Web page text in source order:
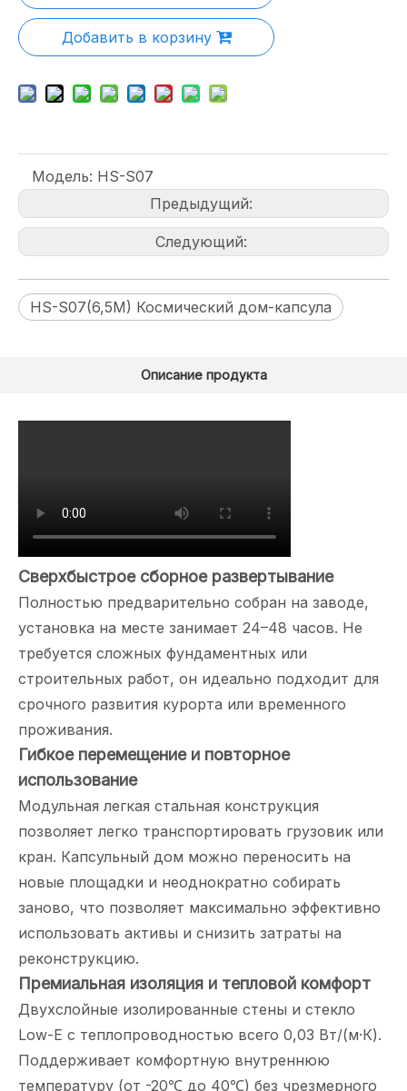
Добавить в корзину
Модель: HS-S07
Предыдущий:
Следующий:
HS-S07(6,5M) Космический дом-капсула
Описание продукта
Сверхбыстрое сборное развертывание
Полностью предварительно собран на заводе,
установка на месте занимает 24–48 часов. Не
требуется сложных фундаментных или
строительных работ, он идеально подходит для
срочного развития курорта или временного
проживания.
Гибкое перемещение и повторное
использование
Модульная легкая стальная конструкция
позволяет легко транспортировать грузовик или
кран. Капсульный дом можно переносить на
новые площадки и неоднократно собирать
заново, что позволяет максимально эффективно
использовать активы и снизить затраты на
реконструкцию.
Премиальная изоляция и тепловой комфорт
Двухслойные изолированные стены и стекло
Low-E с теплопроводностью всего 0,03 Вт/(м·К).
Поддерживает комфортную внутреннюю
температуру (от -20℃ до 40℃) без чрезмерного